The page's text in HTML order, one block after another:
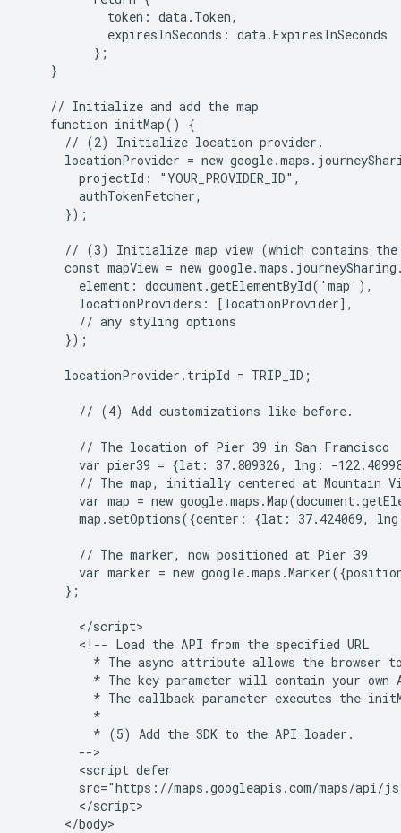
            token: data.Token,
            expiresInSeconds: data.ExpiresInSeconds
          };
    }
    // Initialize and add the map
    function initMap() {
      // (2) Initialize location provider.
locationProvider = new
        projectId: "YOUR_PROVIDER_ID",
        authTokenFetcher,
      });
// (3) Initialize map view (which contains
const mapView = new
        element: document.getElementById('map'),
        locationProviders: [locationProvider],
        // any styling options
      });
      locationProvider.tripId = TRIP_ID;
        // (4) Add customizations like before.
        // The location of Pier 39 in San Francisco
var pier39 = {lat: 37.809326, lng: -
// The map, initially centered at Mountain
var map = new
map.setOptions({center: {lat: 37.424069,
        // The marker, now positioned at Pier 39
var marker = new
      };
        </script>
        <!-- Load the API from the specified URL
* The async attribute allows the browser
* The key parameter will contain your own
* The callback parameter executes the
          *
          * (5) Add the SDK to the API loader.
        -->
        <script defer
src="https://maps.googleapis.com/maps/api/
        </script>
      </body>